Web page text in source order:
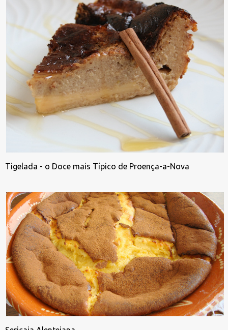
Tigelada - o Doce mais Típico de Proença-a-Nova